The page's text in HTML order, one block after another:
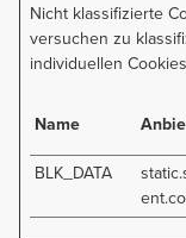
Nicht klassifizierte
versuchen zu
individuellen
Name
BLK_DATA